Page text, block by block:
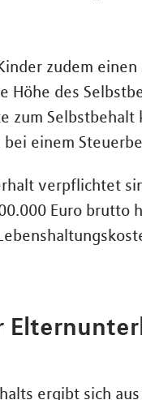
zudem
Höhe des
zum
einem
verpflichtet
Euro brutto
ergibt sich